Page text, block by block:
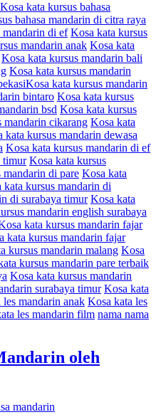
Kosa kata kursus bahasa
bahasa mandarin di citra raya
mandarin di ef Kosa kata kursus
mandarin anak Kosa kata
Kosa kata kursus mandarin bali
Kosa kata kursus mandarin
kata kursus mandarin
bintaro Kosa kata kursus
bsd Kosa kata kursus
mandarin cikarang Kosa kata
kata kursus mandarin dewasa
Kosa kata kursus mandarin di ef
timur Kosa kata kursus
mandarin di pare Kosa kata
kata kursus mandarin di
di surabaya timur Kosa kata
mandarin english surabaya
kata kursus mandarin fajar
kata kursus mandarin fajar
kursus mandarin malang Kosa
kursus mandarin pare terbaik
Kosa kata kursus mandarin
surabaya timur Kosa kata
les mandarin anak Kosa kata les
les mandarin film nama nama
oleh